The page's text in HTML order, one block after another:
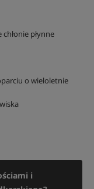
płynne
o wieloletnie
i